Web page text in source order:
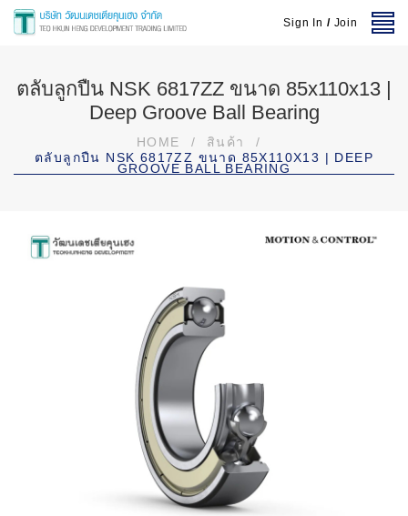
Sign In / Join
ตลับลูกปืน NSK 6817ZZ ขนาด 85x110x13 |
Deep Groove Ball Bearing
HOME / สินค้า
/
ตลับลูกปืน NSK 6817ZZ ขนาด 85X110X13 | DEEP
GROOVE BALL BEARING